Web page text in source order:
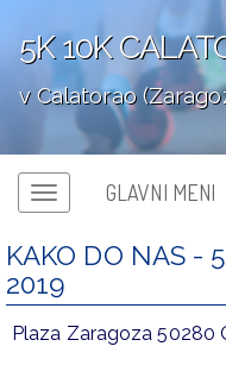
5K 10K
v Calatorao
Glavni meniGLAVNI MENI
KAKO DO NAS -
2019
Plaza Zaragoza 50280